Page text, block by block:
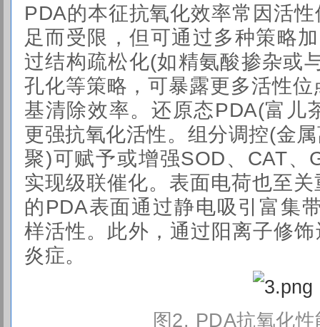
PDA的本征抗氧化效率常因活
足而受限，但可通过多种策略
过结构疏松化(如精氨酸掺杂或
孔化等策略，可暴露更多活性
基清除效率。还原态PDA(富儿
更强抗氧化活性。组分调控(金
聚)可赋予或增强SOD、CAT、
实现级联催化。表面电荷也至
的PDA表面通过静电吸引富集
样活性。此外，通过阳离子修
炎症。
图2. PDA抗氧化